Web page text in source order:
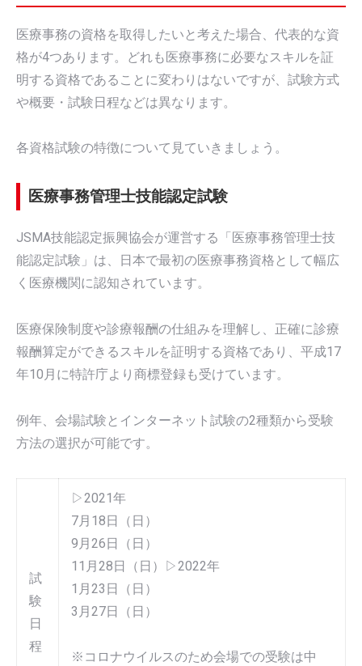
医療事務の資格を取得したいと考えた場合、代表的な資
格が4つあります。どれも医療事務に必要なスキルを証
明する資格であることに変わりはないですが、試験方式
や概要・試験日程などは異なります。
各資格試験の特徴について見ていきましょう。
医療事務管理士技能認定試験
JSMA技能認定振興協会が運営する「医療事務管理士技
能認定試験」は、日本で最初の医療事務資格として幅広
く医療機関に認知されています。
医療保険制度や診療報酬の仕組みを理解し、正確に診療
報酬算定ができるスキルを証明する資格であり、平成17
年10月に特許庁より商標登録も受けています。
例年、会場試験とインターネット試験の2種類から受験
方法の選択が可能です。
試
験
日
程
▷2021年
7月18日（日）
9月26日（日）
11月28日（日）▷2022年
1月23日（日）
3月27日（日）
※コロナウイルスのため会場での受験は中